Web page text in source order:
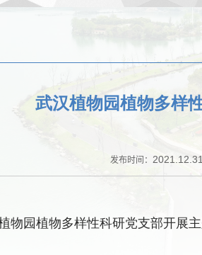
武汉植物园植物多样
发布时间： 2021.12.31
物园植物多样性科研党支部开展